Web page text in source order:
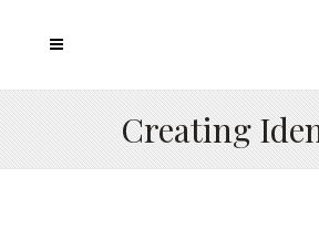
Creating